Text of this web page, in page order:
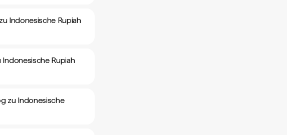
Indonesische Rupiah
Rupiah
zu Indonesische